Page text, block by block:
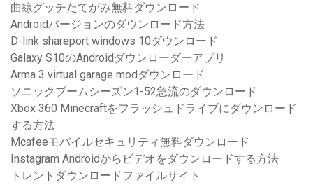
曲線グッチたてがみ無料ダウンロード
Androidバージョンのダウンロード方法
D-link shareport windows 10ダウンロード
Galaxy S10のAndroidダウンローダーアプリ
Arma 3 virtual garage modダウンロード
ソニックブームシーズン1-52急流のダウンロード
Xbox 360 Minecraftをフラッシュドライブにダウンロード
する方法
Mcafeeモバイルセキュリティ無料ダウンロード
Instagram Androidからビデオをダウンロードする方法
トレントダウンロードファイルサイト